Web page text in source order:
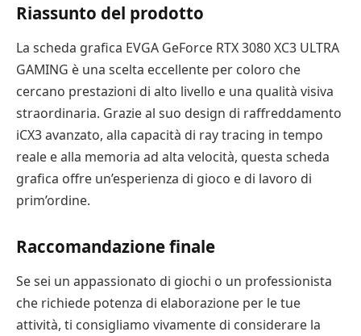
Riassunto del prodotto
La scheda grafica EVGA GeForce RTX 3080 XC3 ULTRA
GAMING è una scelta eccellente per coloro che
cercano prestazioni di alto livello e una qualità visiva
straordinaria. Grazie al suo design di raffreddamento
iCX3 avanzato, alla capacità di ray tracing in tempo
reale e alla memoria ad alta velocità, questa scheda
grafica offre un’esperienza di gioco e di lavoro di
prim’ordine.
Raccomandazione finale
Se sei un appassionato di giochi o un professionista
che richiede potenza di elaborazione per le tue
attività, ti consigliamo vivamente di considerare la